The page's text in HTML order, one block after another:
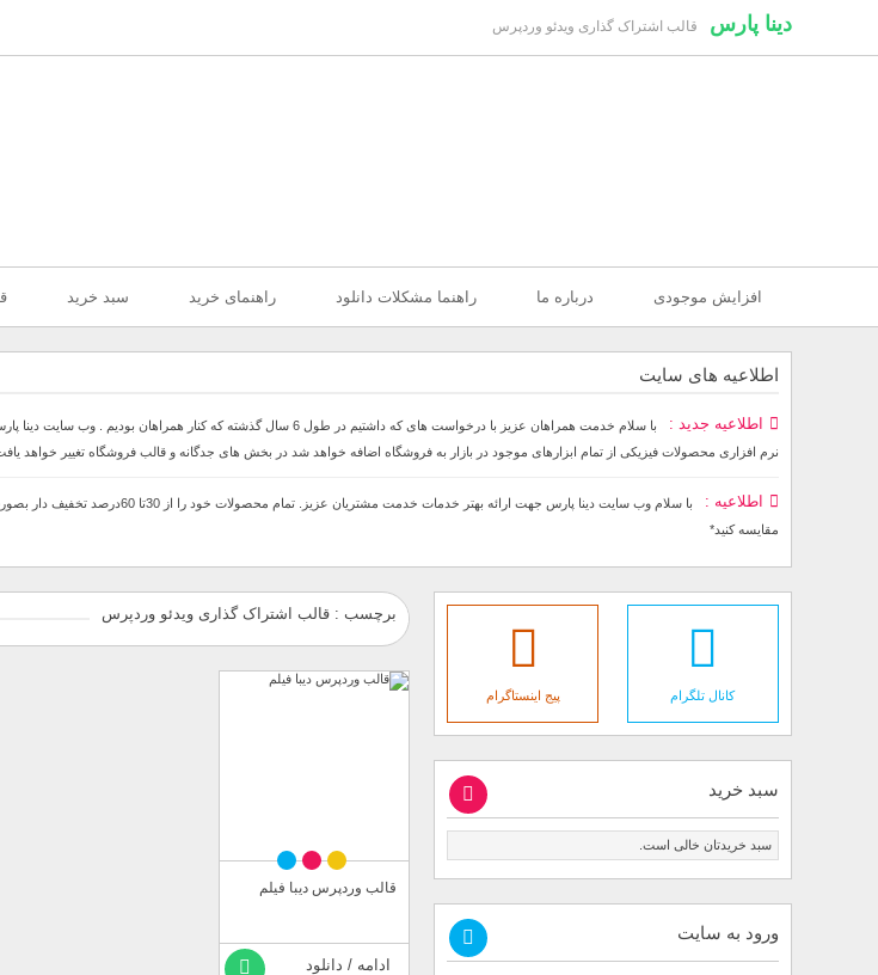
دینا پارس قالب اشتراک گذاری ویدئو وردپرس
افزایش موجودی درباره ما راهنما مشکلات دانلود راهنمای خرید سبد خرید
اطلاعیه های سایت
اطلاعیه جدید
با سلام خدمت همراهان عزیز با درخواست های که داشتیم در طول 6 سال
نرم افزاری محصولات فیزیکی از تمام ابزارهای موجود در بازار به فروشگاه اضافه خواهد شد در بخش های جدگانه و قالب فروشگاه تغییر خواهد
اطلاعیه
با سلام وب سایت دینا پارس جهت
مقایسه کنید*
برچسب : قالب اشتراک گذاری ویدئو وردپرس
قالب وردپرس دیبا فیلم
ادامه / دانلود
کانال تلگرام پیج اینستاگرام
سبد خرید
سبد خریدتان خالی است.
ورود به سایت